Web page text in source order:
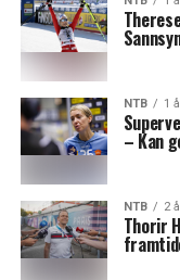
NTB 1
– Kan
NTB 2
Thorir